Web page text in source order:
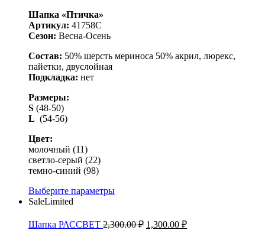
Шапка «Птичка»
Артикул: 41758С
Сезон: Весна-Осень
Состав: 50% шерсть мериноса 50% акрил, люрекс,
пайетки, двуслойная
Подкладка: нет
Размеры:
S (48-50)
L (54-56)
Цвет:
молочный (11)
светло-серый (22)
темно-синий (98)
Выберите параметры
SaleLimited
Шапка РАССВЕТ 2,300.00₽ 1,300.00 ₽